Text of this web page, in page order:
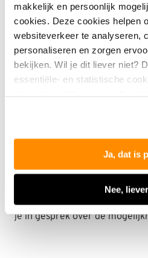
makkelijk en persoonlijk
cookies. Deze cookies helpen
websiteverkeer te analyseren,
personaliseren en zorgen
bekijken. Wil je dit liever niet?
essentiële- en statistische
Ja, dat is
Nee,
Sponsoren is op vele
denken aan het tonen van het
website, op de kleding van
het evenement. Of neem deel
bedrijfsteam, waarna jullie
gedeeld op onze website en
Heb je vragen of interesse om
komen met een eigen
via sponsoring? Neem
Eldik, onze Relatiebeheerder
m.vaneldik@als.nl
je in gesprek over de